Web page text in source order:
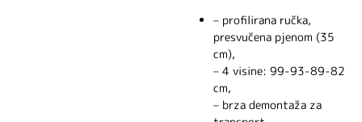
– profilirana ručka,
presvučena pjenom (35
cm),
– 4 visine: 99-93-89-82
cm,
– brza demontaža za